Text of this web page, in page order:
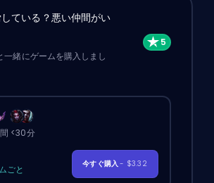
ている？悪い仲間がい
一緒にゲームを購入しまし
<30分
ごと
今すぐ購入- $3.32